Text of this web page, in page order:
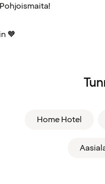
🧡
Home Hotel